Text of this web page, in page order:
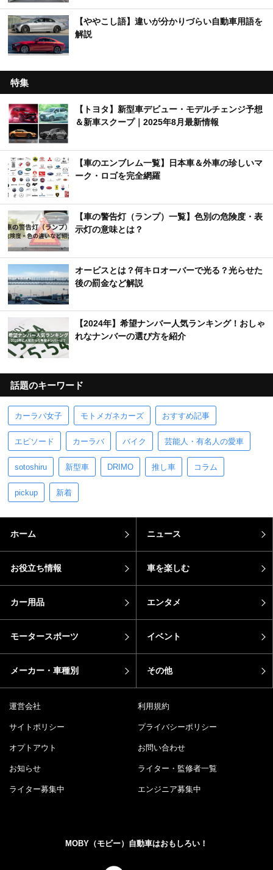
【ややこし語】違いが分かりづらい自動車用語を
解説
特集
【トヨタ】新型車デビュー・モデルチェンジ予想
＆新車スクープ｜2025年8月最新情報
【車のエンブレム一覧】日本車＆外車の珍しいマ
ーク・ロゴを完全網羅
【車の警告灯（ランプ）一覧】色別の危険度・表
示灯の意味とは？
オービスとは？何キロオーバーで光る？光らせた
後の罰金など解説
【2024年】希望ナンバー人気ランキング！おしゃ
れなナンバーの選び方を紹介
話題のキーワード
カーラバ女子 モトメガネカーズ おすすめ記事
エピソード カーラバ バイク 芸能人・有名人の愛車
sotoshiru 新型車 DRIMO 推し車 コラム
pickup 新着
ホーム ニュース
お役立ち情報 車を楽しむ
カー用品 エンタメ
モータースポーツ イベント
メーカー・車種別 その他
運営会社 利用規約
サイトポリシー プライバシーポリシー
オプトアウト お問い合わせ
お知らせ ライター・監修者一覧
ライター募集中 エンジニア募集中
MOBY（モビー）自動車はおもしろい！